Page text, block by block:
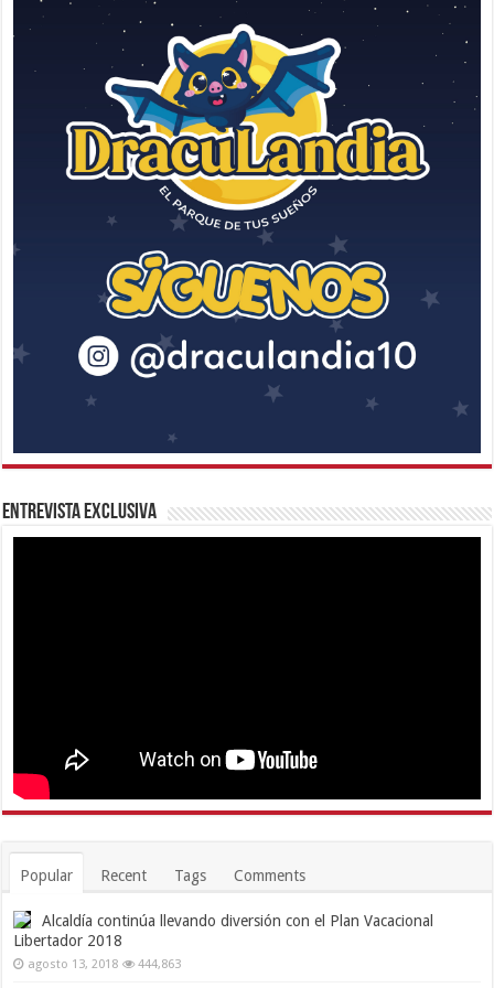
Entrevista Exclusiva
Popular Recent Tags Comments
Alcaldía continúa llevando diversión con el Plan Vacacional
Libertador 2018
agosto 13, 2018 444,863